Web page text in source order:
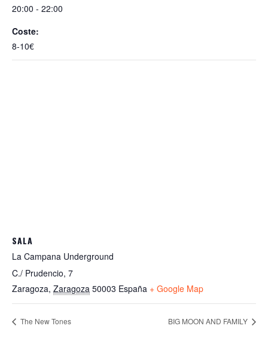
20:00 - 22:00
Coste:
8-10€
SALA
La Campana Underground
C./ Prudencio, 7
Zaragoza, Zaragoza 50003 España + Google Map
The New Tones BIG MOON AND FAMILY